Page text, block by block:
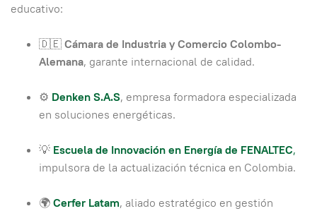
educativo:
🇩🇪Cámara de Industria y Comercio Colombo-
Alemana, garante internacional de calidad.
⚙️ Denken S.A.S, empresa formadora especializada
en soluciones energéticas.
💡 Escuela de Innovación en Energía de FENALTEC,
impulsora de la actualización técnica en Colombia.
🌍Cerfer Latam, aliado estratégico en gestión